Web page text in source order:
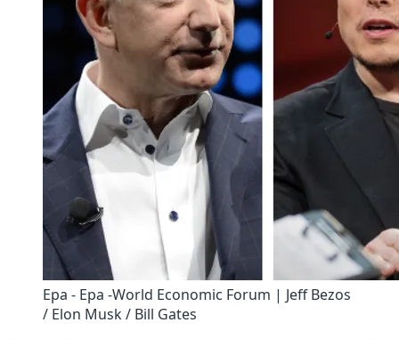
Epa - Epa -World Economic Forum | Jeff Bezos
/ Elon Musk / Bill Gates